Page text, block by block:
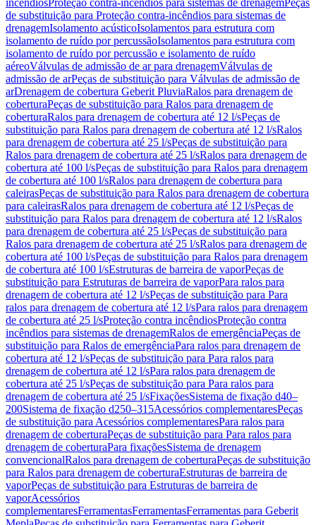
incêndiosProteção contra-incêndios para sistemas de drenagemPeças
de substituição para Proteção contra-incêndios para sistemas de
drenagemIsolamento acústicoIsolamentos para estrutura com
isolamento de ruído por percussãoIsolamentos para estrutura com
isolamento de ruído por percussão e isolamento de ruído
aéreoVálvulas de admissão de ar para drenagemVálvulas de
admissão de arPeças de substituição para Válvulas de admissão de
arDrenagem de cobertura Geberit PluviaRalos para drenagem de
coberturaPeças de substituição para Ralos para drenagem de
coberturaRalos para drenagem de cobertura até 12 l/sPeças de
substituição para Ralos para drenagem de cobertura até 12 l/sRalos
para drenagem de cobertura até 25 l/sPeças de substituição para
Ralos para drenagem de cobertura até 25 l/sRalos para drenagem de
cobertura até 100 l/sPeças de substituição para Ralos para drenagem
de cobertura até 100 l/sRalos para drenagem de cobertura para
caleirasPeças de substituição para Ralos para drenagem de cobertura
para caleirasRalos para drenagem de cobertura até 12 l/sPeças de
substituição para Ralos para drenagem de cobertura até 12 l/sRalos
para drenagem de cobertura até 25 l/sPeças de substituição para
Ralos para drenagem de cobertura até 25 l/sRalos para drenagem de
cobertura até 100 l/sPeças de substituição para Ralos para drenagem
de cobertura até 100 l/sEstruturas de barreira de vaporPeças de
substituição para Estruturas de barreira de vaporPara ralos para
drenagem de cobertura até 12 l/sPeças de substituição para Para
ralos para drenagem de cobertura até 12 l/sPara ralos para drenagem
de cobertura até 25 l/sProteção contra incêndiosProteção contra
incêndios para sistemas de drenagemRalos de emergênciaPeças de
substituição para Ralos de emergênciaPara ralos para drenagem de
cobertura até 12 l/sPeças de substituição para Para ralos para
drenagem de cobertura até 12 l/sPara ralos para drenagem de
cobertura até 25 l/sPeças de substituição para Para ralos para
drenagem de cobertura até 25 l/sFixaçõesSistema de fixação d40–
200Sistema de fixação d250–315Acessórios complementaresPeças
de substituição para Acessórios complementaresPara ralos para
drenagem de coberturaPeças de substituição para Para ralos para
drenagem de coberturaPara fixaçõesSistema de drenagem
convencionalRalos para drenagem de coberturaPeças de substituição
para Ralos para drenagem de coberturaEstruturas de barreira de
vaporPeças de substituição para Estruturas de barreira de
vaporAcessórios
complementaresFerramentasFerramentasFerramentas para Geberit